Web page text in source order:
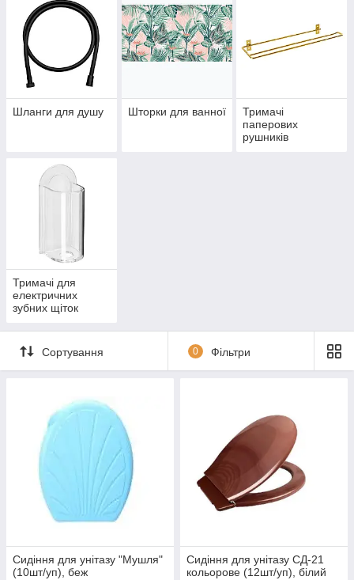
Шланги для душу Шторки для ванної
Тримачі
паперових
рушників
Тримачі для
електричних
зубних щіток
Сортування 0 Фільтри
Сидіння для унітазу "Мушля"
(10шт/уп), беж
Сидіння для унітазу СД-21
кольорове (12шт/уп), білий